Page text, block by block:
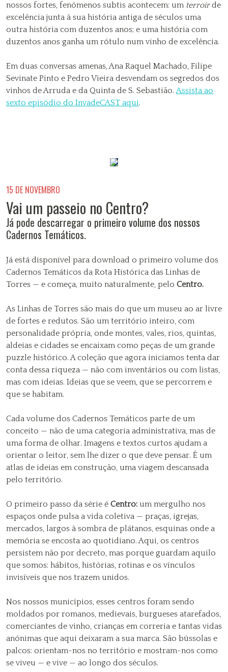
nossos fortes, fenómenos subtis acontecem: um terroirde
excelência junta à sua história antiga de séculos uma
outra história com duzentos anos; e uma história com
duzentos anos ganha um rótulo num vinho de excelência.
Em duas conversas amenas, Ana Raquel Machado, Filipe
Sevinate Pinto e Pedro Vieira desvendam os segredos dos
vinhos de Arruda e da Quinta de S. Sebastião.Assista ao
sexto episódio do InvadeCAST aqui.
15 DE NOVEMBRO
Vai um passeio no Centro?
Já pode descarregar o primeiro volume dos nossos
Cadernos Temáticos.
Já está disponível para download o primeiro volume dos
Cadernos Temáticos da Rota Histórica das Linhas de
Torres — e começa, muito naturalmente, pelo Centro.
As Linhas de Torres são mais do que um museu ao ar livre
de fortes e redutos. São um território inteiro, com
personalidade própria, onde montes, vales, rios, quintas,
aldeias e cidades se encaixam como peças de um grande
puzzle histórico. A coleção que agora iniciamos tenta dar
conta dessa riqueza — não com inventários ou com listas,
mas com ideias. Ideias que se veem, que se percorrem e
que se habitam.
Cada volume dos Cadernos Temáticos parte de um
conceito — não de uma categoria administrativa, mas de
uma forma de olhar. Imagens e textos curtos ajudam a
orientar o leitor, sem lhe dizer o que deve pensar. É um
atlas de ideias em construção, uma viagem descansada
pelo território.
O primeiro passo da série é Centro: um mergulho nos
espaços onde pulsa a vida coletiva — praças, igrejas,
mercados, largos à sombra de plátanos, esquinas onde a
memória se encosta ao quotidiano. Aqui, os centros
persistem não por decreto, mas porque guardam aquilo
que somos: hábitos, histórias, rotinas e os vínculos
invisíveis que nos trazem unidos.
Nos nossos municípios, esses centros foram sendo
moldados por romanos, medievais, burgueses atarefados,
comerciantes de vinho, crianças em correria e tantas vidas
anónimas que aqui deixaram a sua marca. São bússolas e
palcos: orientam-nos no território e mostram-nos como
se viveu — e vive — ao longo dos séculos.